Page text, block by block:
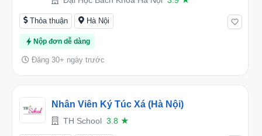
Thỏa thuận Hà Nội
Nộp đơn dễ dàng
Đăng 30+ ngày trước
Nhân Viên Ký Túc Xá (Hà Nội)
TH School 3.8 ★